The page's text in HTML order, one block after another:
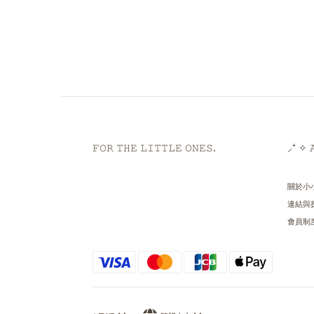
𝙵𝙾𝚁 𝚃𝙷𝙴 𝙻𝙸𝚃𝚃𝙻𝙴 𝙾𝙽𝙴𝚂. ⸝⁺ ✧
關於小
連結與
會員制